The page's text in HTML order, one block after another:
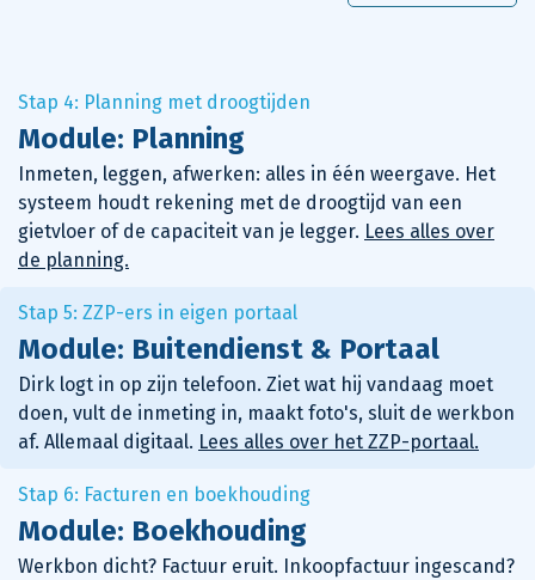
Stap 4: Planning met droogtijden
Module: Planning
Inmeten, leggen, afwerken: alles in één weergave. Het
systeem houdt rekening met de droogtijd van een
gietvloer of de capaciteit van je legger. Lees alles over
de planning.
Stap 5: ZZP-ers in eigen portaal
Module: Buitendienst & Portaal
Dirk logt in op zijn telefoon. Ziet wat hij vandaag moet
doen, vult de inmeting in, maakt foto's, sluit de werkbon
af. Allemaal digitaal. Lees alles over het ZZP-portaal.
Stap 6: Facturen en boekhouding
Module: Boekhouding
Werkbon dicht? Factuur eruit. Inkoopfactuur ingescand?